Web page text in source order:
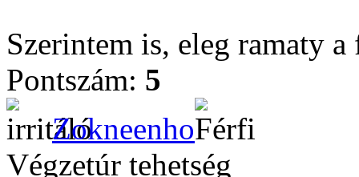
Szerintem is, eleg ramaty a
Pontszám: 5
Zokneenho
Végzetúr tehetség